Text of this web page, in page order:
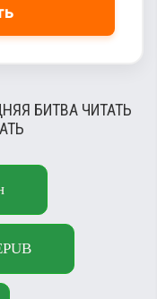
БИТВА ЧИТАТЬ